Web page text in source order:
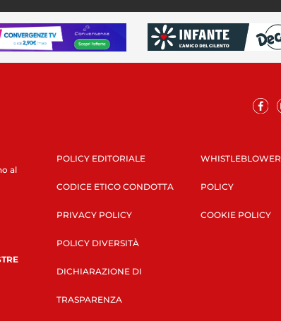
al
POLICY EDITORIALE
CODICE ETICO CONDOTTA
PRIVACY POLICY
POLICY DIVERSITÀ
DICHIARAZIONE DI
TRASPARENZA
WHISTLEBLOWER
POLICY
COOKIE POLICY